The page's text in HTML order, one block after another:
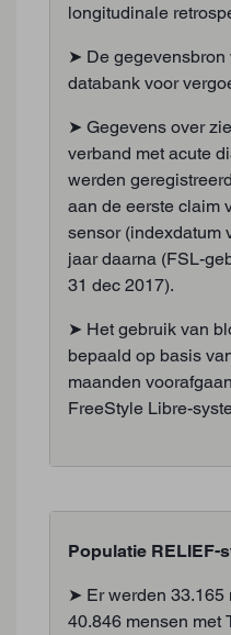
longitudinale
➤ De
databank voor
➤ Gegevens over
verband met acute
werden
aan de eerste claim
sensor (indexdatum
jaar daarna (FSL-
31 dec 2017).
➤ Het gebruik van
bepaald op basis
maanden
FreeStyle Libre-
Populatie RELIEF-
➤ Er werden 33.165
40.846 mensen met